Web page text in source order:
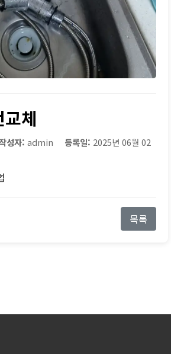
체
성자: admin 등록일: 2025년 06월 02
목록